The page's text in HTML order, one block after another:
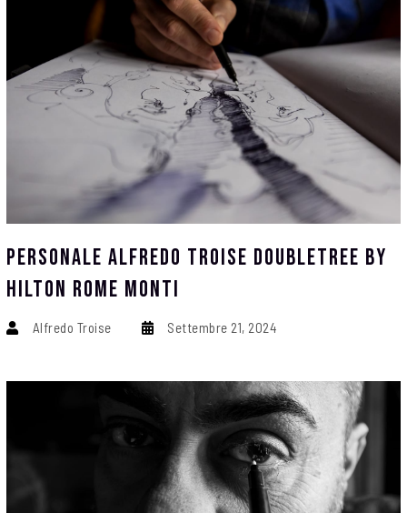
Personale Alfredo Troise DoubleTree By
Hilton Rome Monti
Alfredo Troise Settembre 21, 2024